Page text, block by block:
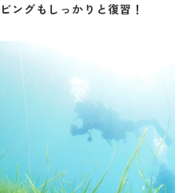
ングもしっかりと復習！